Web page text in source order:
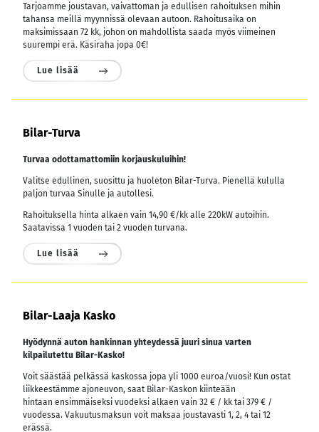
Tarjoamme joustavan, vaivattoman ja edullisen rahoituksen mihin
tahansa meillä myynnissä olevaan autoon. Rahoitusaika on
maksimissaan 72 kk, johon on mahdollista saada myös viimeinen
suurempi erä. Käsiraha jopa 0€!
Lue lisää
Bilar-Turva
Turvaa odottamattomiin korjauskuluihin!
Valitse edullinen, suosittu ja huoleton Bilar-Turva. Pienellä kululla
paljon turvaa Sinulle ja autollesi.
Rahoituksella hinta alkaen vain 14,90 €/kk alle 220kW autoihin.
Saatavissa 1 vuoden tai 2 vuoden turvana.
Lue lisää
Bilar-Laaja Kasko
Hyödynnä auton hankinnan yhteydessä juuri sinua varten
kilpailutettu Bilar-Kasko!
Voit säästää pelkässä kaskossa jopa yli 1000 euroa/vuosi! Kun ostat
liikkeestämme ajoneuvon, saat Bilar-Kaskon kiinteään
hintaan ensimmäiseksi vuodeksi alkaen vain 32 € / kk tai 379 € /
vuodessa. Vakuutusmaksun voit maksaa joustavasti 1, 2, 4 tai 12
erässä.